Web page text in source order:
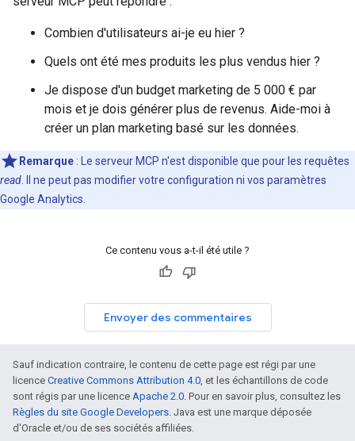
Combien d'utilisateurs ai-je eu hier ?
Quels ont été mes produits les plus vendus hier ?
Je dispose d'un budget marketing de 5 000 € par
mois et je dois générer plus de revenus. Aide-moi à
créer un plan marketing basé sur les données.
Remarque : Le serveur MCP n'est disponible que pour les requêtes
read . Il ne peut pas modifier votre configuration ni vos paramètres
Google Analytics.
Ce contenu vous a-t-il été utile ?
Envoyer des commentaires
Sauf indication contraire, le contenu de cette page est régi par une
licence Creative Commons Attribution 4.0, et les échantillons de code
sont régis par une licence Apache 2.0. Pour en savoir plus, consultez les
Règles du site Google Developers. Java est une marque déposée
d'Oracle et/ou de ses sociétés affiliées.